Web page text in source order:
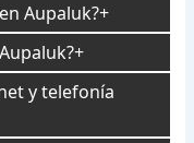
Aupaluk?
y telefonía